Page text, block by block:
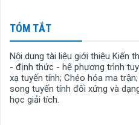
TÓM TẮT
Nội dung tài liệu giới thiệu Kiến
- định thức - hệ phương trình
xạ tuyến tính; Chéo hóa ma
song tuyến tính đối xứng và
học giải tích.